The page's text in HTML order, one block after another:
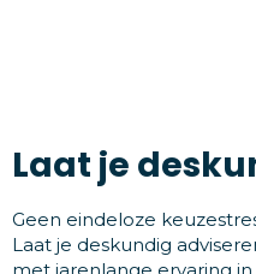
Laat je
Geen eindeloze
Laat je deskundig